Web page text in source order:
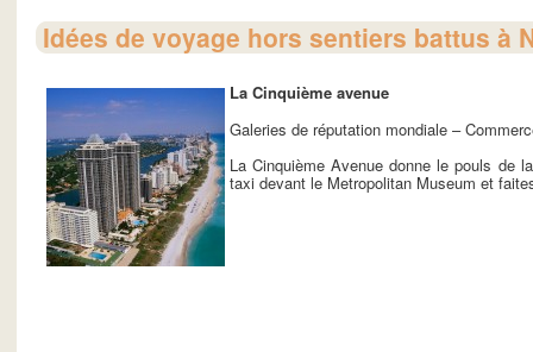
Idées de voyage hors sentiers battus à
La Cinquième avenue
Galeries de réputation mondiale –
La Cinquième Avenue donne le pouls de
taxi devant le Metropolitan Museum et